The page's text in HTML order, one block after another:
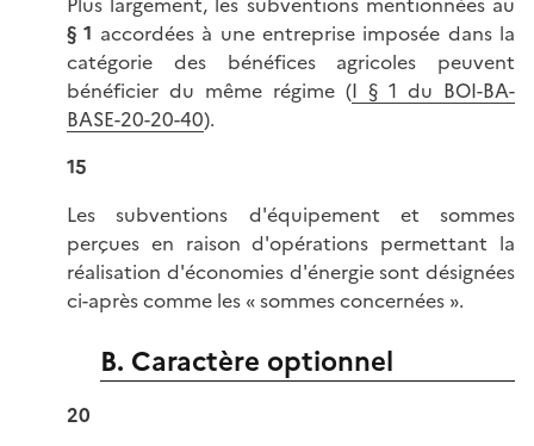
§ 1 accordées à une entreprise imposée dans la
catégorie des bénéfices agricoles peuvent
bénéficier du même régime (I § 1 du BOI-BA-
BASE-20-20-40).
15
Les subventions d'équipement et sommes
perçues en raison d'opérations permettant la
réalisation d'économies d'énergie sont désignées
ci-après comme les « sommes concernées ».
B. Caractère optionnel
20